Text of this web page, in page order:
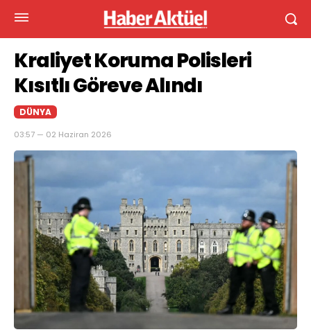
Kraliyet Koruma Polisleri
Kısıtlı Göreve Alındı
DÜNYA
03:57 — 02 Haziran 2026